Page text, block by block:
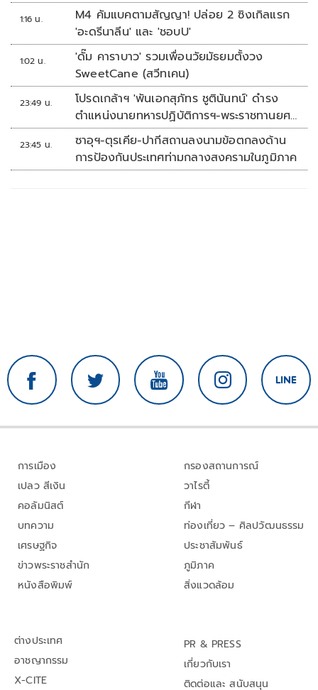
1:16 น.
M4 คัมแบคตามสัญญา! ปล่อย 2 ซิงเกิลแรก
'อะดรีนาลีน' และ 'ชอบU'
1:02 น.
'ดั๊ม คาราบาว' รวมเพื่อนวัยมัธยมตั้งวง
SweetCane (สวีทเคน)
23:49 น.
โปรดเกล้าฯ 'พันเอกสุภัทร ชูตินันทน์' ดำรง
ตำแหน่งนายทหารปฏิบัติการฯ-พระราชทานยศ
'พลตรี'
23:45 น.
ซาอุฯ-ตุรเคีย-ปากีสถานลงนามข้อตกลงด้าน
การป้องกันประเทศท่ามกลางสงครามในภูมิภาค
การเมือง
เปลว สีเงิน
คอลัมนิสต์
บทความ
เศรษฐกิจ
ข่าวพระราชสำนัก
หนังสือพิมพ์
กรองสถานการณ์
วาไรตี้
กีฬา
ท่องเที่ยว – ศิลปวัฒนธรรม
ประชาสัมพันธ์
ภูมิภาค
สิ่งแวดล้อม
ต่างประเทศ
อาชญากรรม
X-CITE
PR & PRESS
เกี่ยวกับเรา
ติดต่อและ สนับสนุน